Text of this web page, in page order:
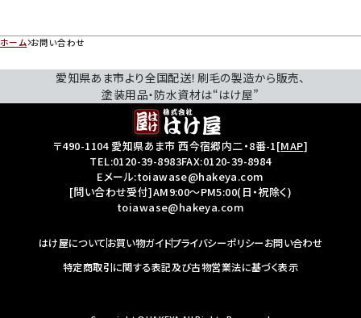
ホーム お問い合わせ
愛知県あま市より全国配送！刷毛の製造から販売、
塗装用品・防水資材は“はけ屋”
〒490-1104 愛知県あま市 西今宿郷内二・8番-1[MAP]
TEL:0120-39-8983FAX:0120-39-8984
Eメール:toiawase@hakeya.com
[問い合わせ受付]AM9:00～PM5:00(日・祝除く)
toiawase@hakeya.com
はけ屋についてお買い物ガイドプライバシーポリシーお問い合わせ
特定商取引に関する表記及び古物営業法に基づく表示